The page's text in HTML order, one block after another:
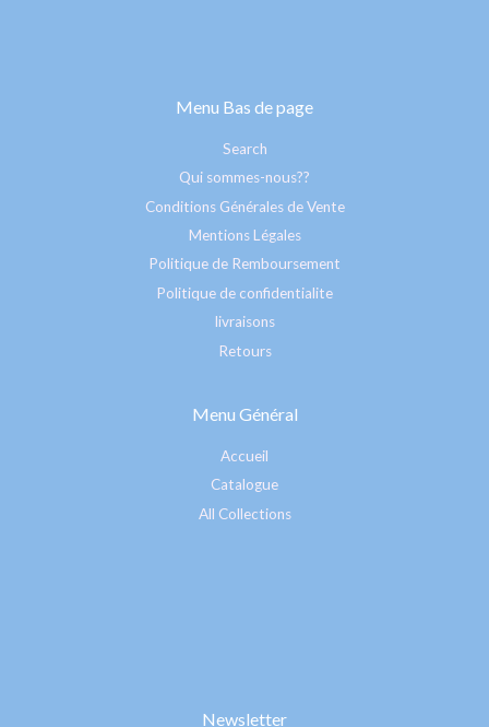
Menu Bas de page
Search
Qui sommes-nous??
Conditions Générales de Vente
Mentions Légales
Politique de Remboursement
Politique de confidentialite
livraisons
Retours
Menu Général
Accueil
Catalogue
All Collections
Newsletter